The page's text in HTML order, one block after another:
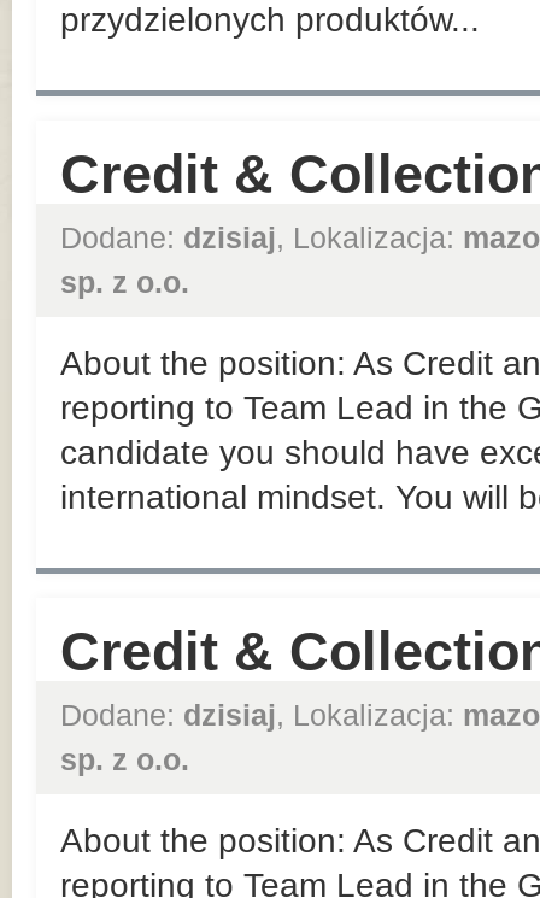
przydzielonych produktów...
Credit &
Dodane: dzisiaj, Lokalizacja:
sp. z o.o.
About the position: As Credit
reporting to Team Lead in the
candidate you should have
international mindset. You will
Credit &
Dodane: dzisiaj, Lokalizacja:
sp. z o.o.
About the position: As Credit
reporting to Team Lead in the